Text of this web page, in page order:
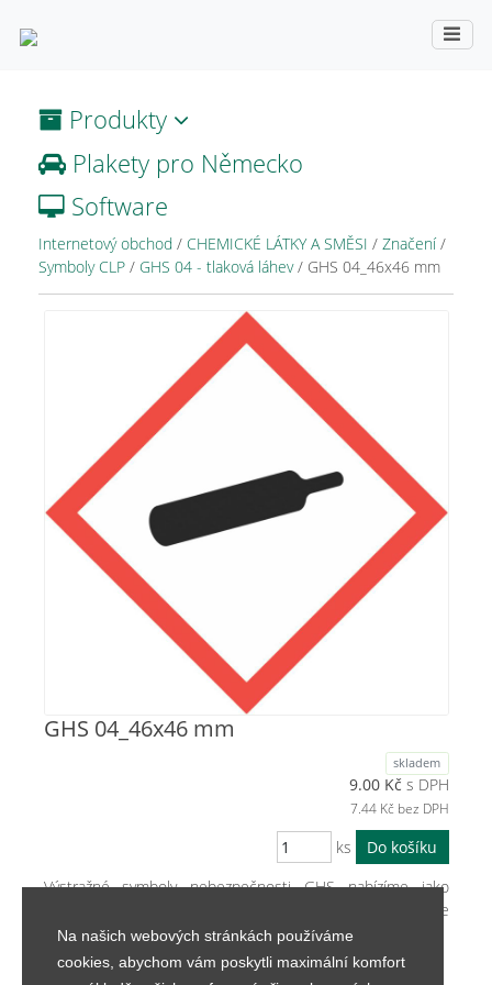
Na našich webových stránkách používáme
cookies, abychom vám poskytli maximální komfort
Produkty
Plakety pro Německo
Software
Internetový obchod / CHEMICKÉ LÁTKY A SMĚSI / Značení/
Symboly CLP / GHS 04 - tlaková láhev/ GHS 04_46x46 mm
GHS 04_46x46 mm
skladem
9.00Kč s DPH
7.44Kč bez DPH
ks
Výstražné symboly nebezpečnosti GHS nabízíme jako
samolepící nálepky, s tenkou svrchní vrstvou, která je
laminovaná a zvyšuje tak odolnost.
GHS04